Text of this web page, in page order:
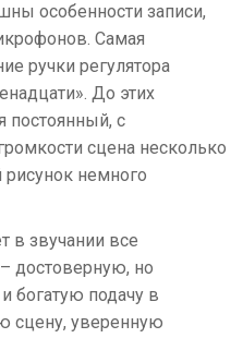
особенности записи,
Самая
ручки регулятора
До этих
постоянный, с
сцена несколько
рисунок немного
в звучании все
– достоверную, но
богатую подачу в
сцену, уверенную